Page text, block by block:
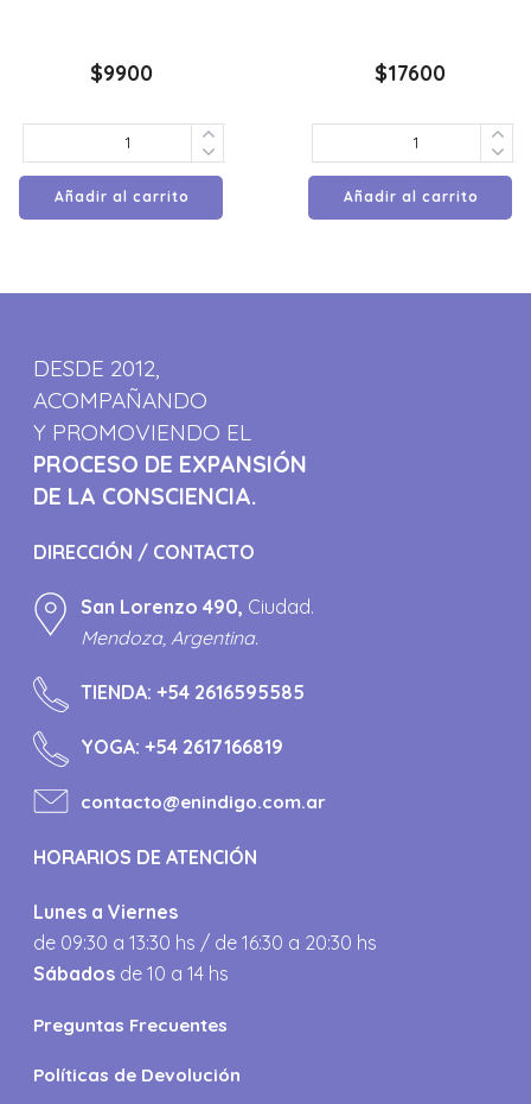
$9900
Añadir al carrito
$17600
Añadir al carrito
DESDE 2012,
ACOMPAÑANDO
Y PROMOVIENDO EL
PROCESO DE EXPANSIÓN
DE LA CONSCIENCIA.
DIRECCIÓN / CONTACTO
San Lorenzo 490, Ciudad.
Mendoza, Argentina.
TIENDA:+54 2616595585
YOGA:+54 2617166819
contacto@enindigo.com.ar
HORARIOS DE ATENCIÓN
Lunes a Viernes
de 09:30 a 13:30 hs / de 16:30 a 20:30 hs
Sábados de 10 a 14 hs
Preguntas Frecuentes
Políticas de Devolución